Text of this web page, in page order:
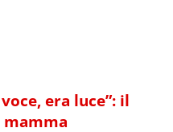
era luce”: il